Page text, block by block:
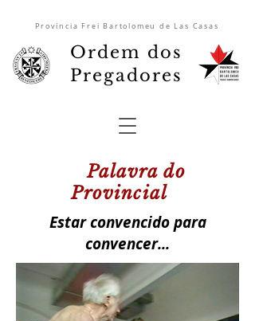
Província Frei Bartolomeu de Las Casas
Ordem dos
Pregadores
Palavra do
Provincial
Estar convencido para
convencer...